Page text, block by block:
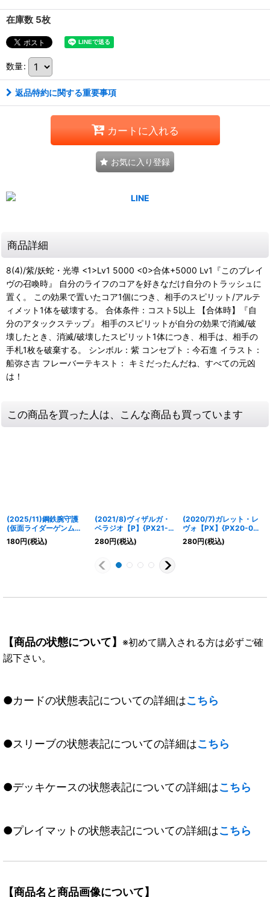
在庫数 5枚
数量:
返品特約に関する重要事項
カートに入れる
お気に入り登録
商品詳細
8(4)/紫/妖蛇・光導 <1>Lv1 5000 <0>合体+5000 Lv1『このブレイ
ヴの召喚時』 自分のライフのコアを好きなだけ自分のトラッシュに
置く。 この効果で置いたコア1個につき、相手のスピリット/アルテ
ィメット1体を破壊する。 合体条件：コスト5以上 【合体時】『自
分のアタックステップ』 相手のスピリットが自分の効果で消滅/破
壊したとき、消滅/破壊したスピリット1体につき、相手は、相手の
手札1枚を破棄する。 シンボル：紫 コンセプト：今石進 イラスト：
船弥さ吉 フレーバーテキスト： キミだったんだね、すべての元凶
は！
この商品を買った人は、こんな商品も買っています
(2025/11)鋼鉄腕守護
(仮面ライダーゲンムイ
ラスト)【C】{BS68-
079}《白》
180円(税込)
(2021/8)ヴィザルガ・
ベラジオ【P】{PX21-
01}《赤》
280円(税込)
(2020/7)ガレット・レ
ヴォ【PX】{PX20-04}
《紫》
280円(税込)
【商品の状態について】 ※初めて購入される方は必ずご確
認下さい。
●カードの状態表記についての詳細はこちら
●スリーブの状態表記についての詳細はこちら
●デッキケースの状態表記についての詳細はこちら
●プレイマットの状態表記についての詳細はこちら
【商品名と商品画像について】